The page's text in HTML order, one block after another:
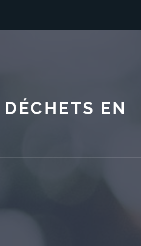
DÉCHETS EN